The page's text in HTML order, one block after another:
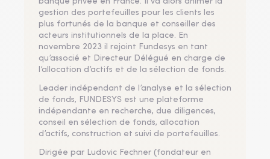
gestion des portefeuilles pour les clients les
plus fortunés de la banque et conseiller des
acteurs institutionnels de la place. En
novembre 2023 il rejoint Fundesys en tant
qu’associé et Directeur Délégué en charge de
l’allocation d’actifs et de la sélection de fonds.
Leader indépendant de l’analyse et la sélection
de fonds, FUNDESYS est une plateforme
indépendante en recherche, due diligences,
conseil en sélection de fonds, allocation
d’actifs, construction et suivi de portefeuilles.
Dirigée par Ludovic Fechner (fondateur en